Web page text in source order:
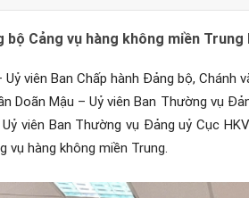
bộ Cảng vụ hàng không miền
viên Ban Chấp hành Đảng bộ,
Doãn Mậu – Uỷ viên Ban Thường vụ
viên Ban Thường vụ Đảng uỷ Cục
vụ hàng không miền Trung.